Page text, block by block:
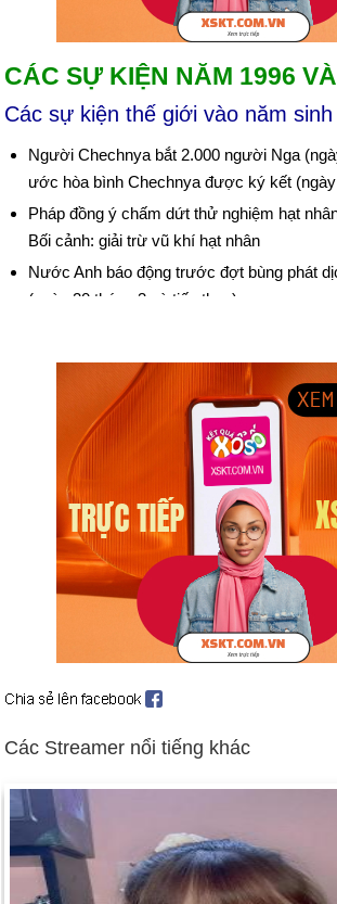
CÁC SỰ KIỆN NĂM 1996
Các sự kiện thế giới vào năm
Người Chechnya bắt 2.000 người Nga
ước hòa bình Chechnya được ký kết (ngày
Pháp đồng ý chấm dứt thử nghiệm hạt
Bối cảnh: giải trừ vũ khí hạt nhân
Nước Anh báo động trước đợt bùng phát
(ngày 20 tháng 3 và tiếp theo).
Tòa án Liên hợp quốc buộc tội người Hồi
tỷ USD để tái thiết Bosnia (ngày 22 tháng
Nam Phi có hiến pháp mới (ngày 8 tháng
Israel bầu Benjamin Netanyahu làm thủ
Người Iraq tấn công vào vùng đất của
tháng 8); sau khi cảnh báo, Hoa Kỳ tấn
không phía nam của Iraq (từ ngày 2 đến
Các thủ lĩnh phiến quân Taliban chiếm thủ
Afghanistan (ngày 27 tháng 9).
Bạo lực sắc tộc bùng phát tại các trại tị nạn
do LHQ hậu thuẫn cho 1,2 triệu người tị nạn
người quay trở lại Rwanda (từ ngày 15 đến
Ngày sinh Htc Gaming (3-6)
Ngày 3-6 năm 1861:Chính trị gia Stephen
Chicago, Illinois, Hoa Kỳ
Ngày 3-6 năm 1937:Công tước của
Các Streamer nổi tiếng khác